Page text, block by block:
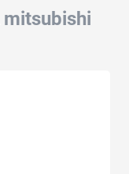
mitsubishi